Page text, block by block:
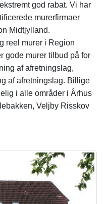
god rabat. Vi har
murerfirmaer
Midtjylland.
reel murer i Region
gode murer tilbud på for
af afretningslag,
af afretningslag. Billige
i alle områder i Århus
Veljby Risskov